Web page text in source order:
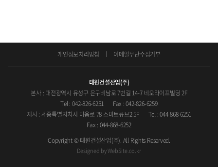
개인정보처리방침 이메일무단수집거부
태원건설산업(주)
본사 : 대전광역시 유성구 은구비남로 7번길 14-7 네오라이프빌딩 2F
Tel : 042-826-6251
Fax : 042-826-6259
지사 : 세종특별자치시 마음로 78 스마트큐브2 5F
Tel : 044-868-6251
Fax : 044-868-6252
Copyright © 태원건설산업(주). All Rights Reserved.
Designed byWebSite.co.kr